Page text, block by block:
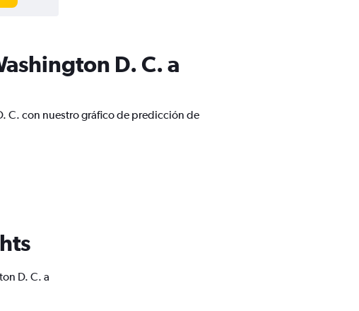
D. C. a
C. con nuestro gráfico de predicción de
D. C. a